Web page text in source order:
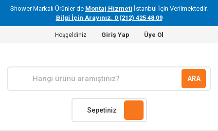
Shower Markalı Ürünler de Montaj Hizmeti İstanbul İçin Verilmektedir.
Bilgi İçin Arayınız. 0 (212) 425 48 09
Hoşgeldiniz Giriş Yap Üye Ol
ARA
Sepetiniz